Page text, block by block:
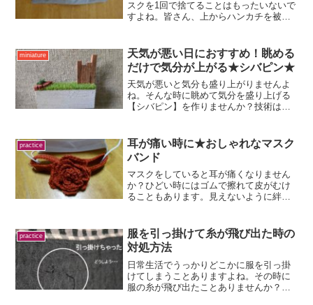
スクを1回で捨てることはもったいないで
すよね。皆さん、上からハンカチを被せ
既製品も出て来ましたが、好みのものが
見つからず、気軽に購入...
miniature
天気が悪い日におすすめ！眺める
だけで気分が上がる★シバピン★
天気が悪いと気分も盛り上がりませんよ
ね。そんな時に眺めて気分を盛り上げる
【シバピン】を作りませんか？技術は必
世界で爽快な気分になりましょう！
practice
耳が痛い時に★おしゃれなマスク
バンド
マスクをしていると耳が痛くなりません
か？ひどい時にはゴムで擦れて皮がむけ
ることもあります。見えないように絆創
が『マスクバンド』！マスクのゴムを耳
ではなく、後頭部でバンド...
practice
服を引っ掛けて糸が飛び出た時の
対処方法
日常生活でうっかりどこかに服を引っ掛
けてしまうことありますよね。その時に
服の糸が飛び出たことありませんか？糸